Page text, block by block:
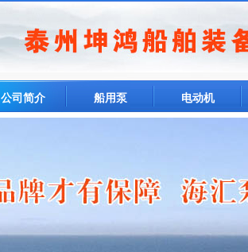
公司简介 船用泵 电动机